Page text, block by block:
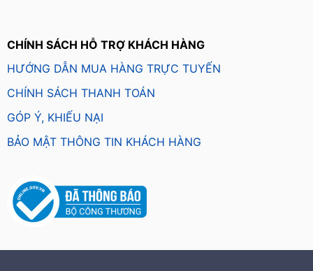
CHÍNH SÁCH HỖ TRỢ KHÁCH HÀNG
HƯỚNG DẪN MUA HÀNG TRỰC TUYẾN
CHÍNH SÁCH THANH TOÁN
GÓP Ý, KHIẾU NẠI
BẢO MẬT THÔNG TIN KHÁCH HÀNG